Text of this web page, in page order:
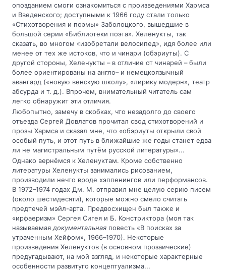
опозданием смоги ознакомиться с произведениями Хармса
и Введенского; доступными к 1966 году стали только
«Стихотворения и поэмы» Заболоцкого, вышедшие в
большой серии «Библиотеки поэта». Хеленукты, так
сказать, во многом «изобретали велосипед», идя более или
менее от тех же истоков, что и чинари (обэриуты). С
другой стороны, Хеленукты – в отличие от чинарей – были
более ориентированы на англо– и немецкоязычный
авангард («новую венскую школу», «лирику модерн», театр
абсурда и т. д.). Впрочем, внимательный читатель сам
легко обнаружит эти отличия.
Любопытно, замечу в скобках, что незадолго до своего
отъезда Сергей Довлатов прочитал свод стихотворений и
прозы Хармса и сказал мне, что «обэриуты открыли свой
особый путь, и этот путь в ближайшие же годы станет едва
ли не магистральным путём русской литературы»...
Однако вернёмся к Хеленуктам. Кроме собственно
литературы Хеленукты занимались рисованием,
производили нечто вроде хэппенингов или перформансов.
В 1972–1974 годах Дм. М. отправил мне целую серию писем
(около шестидесяти), которые можно смело считать
предтечей мэйл-арта. Предвосхищен был также и
«ирфаеризм» Сергея Сигея и Б. Констриктора (моя так
называемая документальная повесть «В поисках за
утраченным Хейфом», 1966–1970). Некоторые
произведения Хеленуктов (в основном прозаические)
предугадывают, на мой взгляд, и некоторые характерные
особенности развитуго концептуализма...